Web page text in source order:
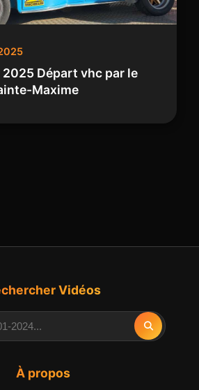
2025 Départ vhc par le
Maxime
À propos
Vidéos